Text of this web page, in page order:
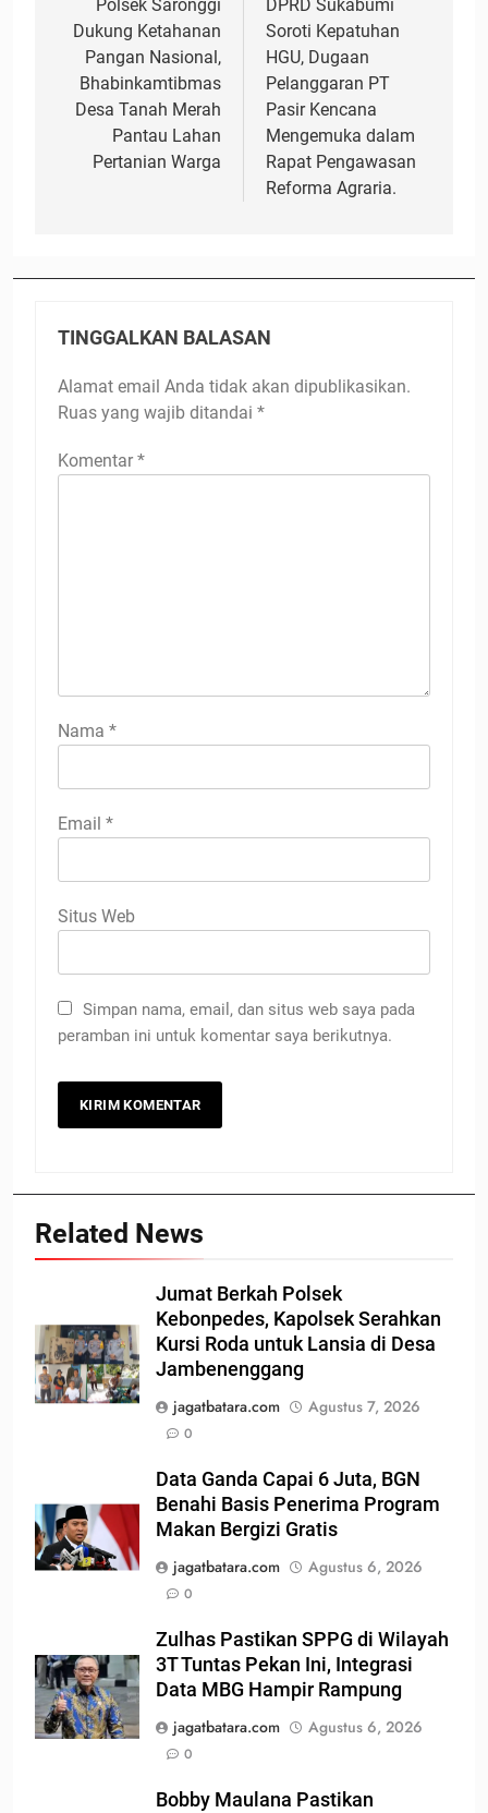
posPolsek Saronggi
Dukung Ketahanan
Pangan Nasional,
Bhabinkamtibmas
Desa Tanah Merah
Pantau Lahan
Pertanian Warga
DPRD Sukabumi
Soroti Kepatuhan
HGU, Dugaan
Pelanggaran PT
Pasir Kencana
Mengemuka dalam
Rapat Pengawasan
Reforma Agraria.
TINGGALKAN BALASAN
Alamat email Anda tidak akan dipublikasikan.
Ruas yang wajib ditandai *
Komentar *
Nama *
Email *
Situs Web
Simpan nama, email, dan situs web saya pada
peramban ini untuk komentar saya berikutnya.
Related News
Jumat Berkah Polsek
Kebonpedes, Kapolsek Serahkan
Kursi Roda untuk Lansia di Desa
Jambenenggang
jagatbatara.com
Agustus 7, 2026
0
Data Ganda Capai 6 Juta, BGN
Benahi Basis Penerima Program
Makan Bergizi Gratis
jagatbatara.com
Agustus 6, 2026
0
Zulhas Pastikan SPPG di Wilayah
3T Tuntas Pekan Ini, Integrasi
Data MBG Hampir Rampung
jagatbatara.com
Agustus 6, 2026
0
Bobby Maulana Pastikan